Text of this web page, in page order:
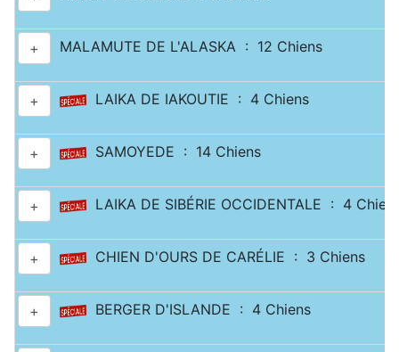
+ MALAMUTE DE L'ALASKA : 12 Chiens
+ LAIKA DE IAKOUTIE : 4 Chiens
+ SAMOYEDE : 14 Chiens
+ LAIKA DE SIBÉRIE OCCIDENTALE : 4
+ CHIEN D'OURS DE CARÉLIE : 3 Chiens
+ BERGER D'ISLANDE : 4 Chiens